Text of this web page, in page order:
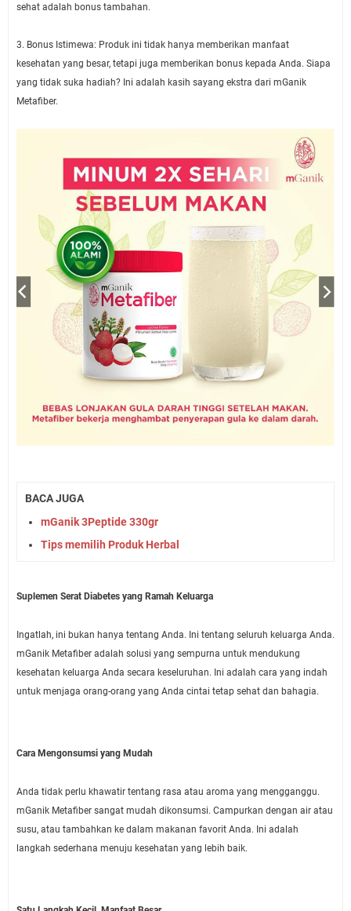
sehat adalah bonus tambahan.
3. Bonus Istimewa: Produk ini tidak hanya memberikan manfaat
kesehatan yang besar, tetapi juga memberikan bonus kepada Anda. Siapa
yang tidak suka hadiah? Ini adalah kasih sayang ekstra dari mGanik
Metafiber.
BACA JUGA
mGanik 3Peptide 330gr
Tips memilih Produk Herbal
Suplemen Serat Diabetes yang Ramah Keluarga
Ingatlah, ini bukan hanya tentang Anda. Ini tentang seluruh keluarga Anda.
mGanik Metafiber adalah solusi yang sempurna untuk mendukung
kesehatan keluarga Anda secara keseluruhan. Ini adalah cara yang indah
untuk menjaga orang-orang yang Anda cintai tetap sehat dan bahagia.
Cara Mengonsumsi yang Mudah
Anda tidak perlu khawatir tentang rasa atau aroma yang mengganggu.
mGanik Metafiber sangat mudah dikonsumsi. Campurkan dengan air atau
susu, atau tambahkan ke dalam makanan favorit Anda. Ini adalah
langkah sederhana menuju kesehatan yang lebih baik.